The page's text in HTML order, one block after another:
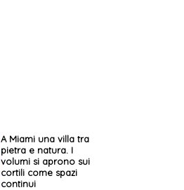
A Miami una villa tra
pietra e natura. I
volumi si aprono sui
cortili come spazi
continui